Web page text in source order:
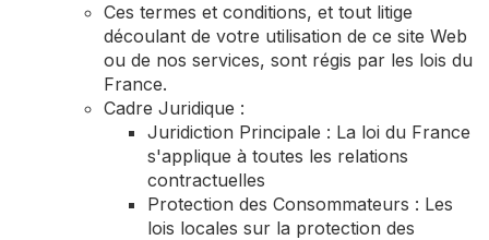
Ces termes et conditions, et tout litige
découlant de votre utilisation de ce site Web
ou de nos services, sont régis par les lois du
France.
Cadre Juridique :
Juridiction Principale : La loi du France
s'applique à toutes les relations
contractuelles
Protection des Consommateurs : Les
lois locales sur la protection des